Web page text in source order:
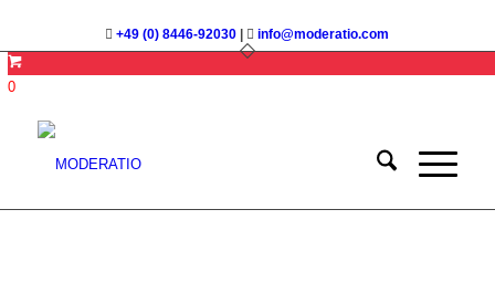
+49 (0) 8446-92030 | info@moderatio.com
0